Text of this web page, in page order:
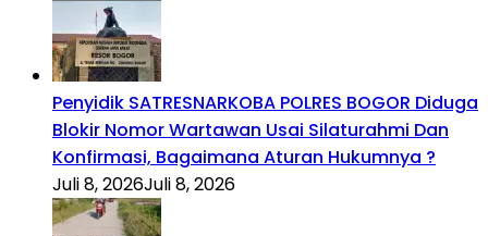
Penyidik SATRESNARKOBA POLRES BOGOR Diduga
Blokir Nomor Wartawan Usai Silaturahmi Dan
Konfirmasi, Bagaimana Aturan Hukumnya ?
Juli 8, 2026Juli 8, 2026